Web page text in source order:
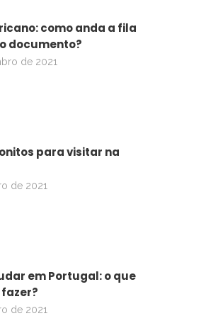
como anda a fila
documento?
de 2021
para visitar na
de 2021
em Portugal: o que
de 2021